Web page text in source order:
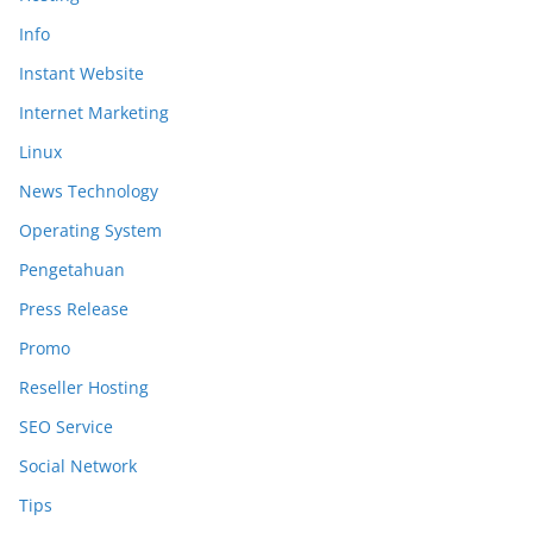
Info
Instant Website
Internet Marketing
Linux
News Technology
Operating System
Pengetahuan
Press Release
Promo
Reseller Hosting
SEO Service
Social Network
Tips